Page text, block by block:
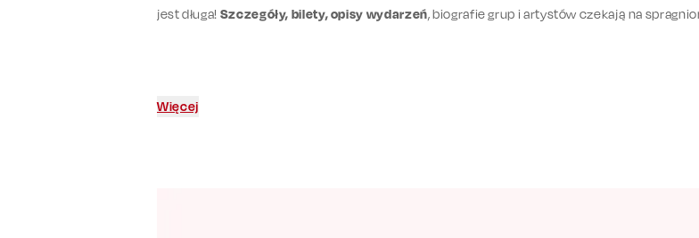
jest długa! Szczegóły, bilety, opisy wydarzeń, biografie grup i artystów czekają na
Więcej